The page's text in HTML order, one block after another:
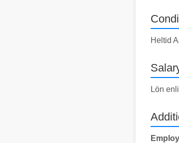
Heltid
Lön